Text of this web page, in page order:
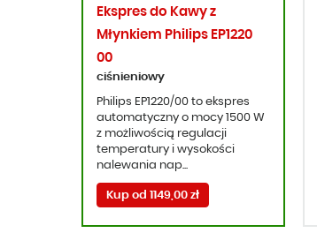
Ekspres do Kawy z
Młynkiem Philips EP1220
00
ciśnieniowy
Philips EP1220/00 to ekspres
automatyczny o mocy 1500 W
z możliwością regulacji
temperatury i wysokości
nalewania nap...
Kup od 1149,00 zł